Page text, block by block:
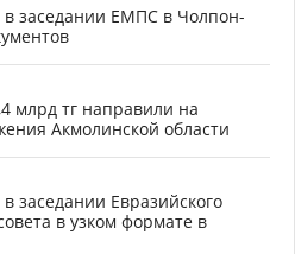
в заседании ЕМПС в Чолпон-
млрд тг направили на
Акмолинской области
заседании Евразийского
в узком формате в